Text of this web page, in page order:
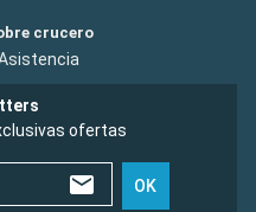
crucero
ofertas
OK